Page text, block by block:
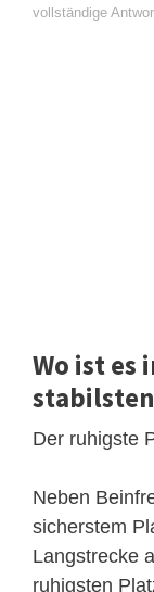
vollständige
Wo ist es
Der ruhigste
Neben
sicherstem
Langstrecke
ruhigsten